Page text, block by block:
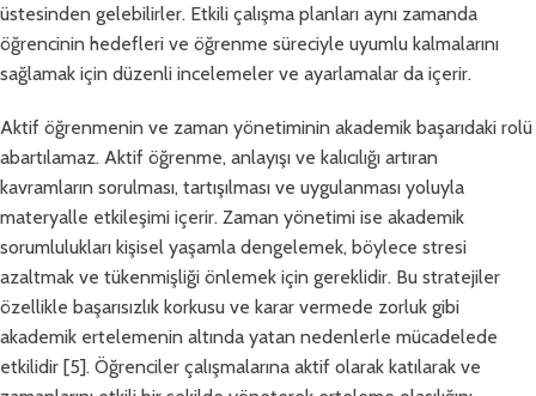
üstesinden gelebilirler. Etkili çalışma planları aynı zamanda
öğrencinin hedefleri ve öğrenme süreciyle uyumlu kalmalarını
sağlamak için düzenli incelemeler ve ayarlamalar da içerir.
Aktif öğrenmenin ve zaman yönetiminin akademik başarıdaki rolü
abartılamaz. Aktif öğrenme, anlayışı ve kalıcılığı artıran
kavramların sorulması, tartışılması ve uygulanması yoluyla
materyalle etkileşimi içerir. Zaman yönetimi ise akademik
sorumlulukları kişisel yaşamla dengelemek, böylece stresi
azaltmak ve tükenmişliği önlemek için gereklidir. Bu stratejiler
özellikle başarısızlık korkusu ve karar vermede zorluk gibi
akademik ertelemenin altında yatan nedenlerle mücadelede
etkilidir [5]. Öğrenciler çalışmalarına aktif olarak katılarak ve